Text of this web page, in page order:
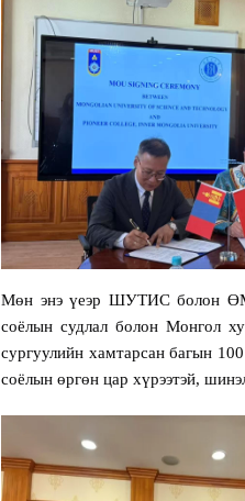
Мөн энэ үеэр ШУТИС болон
соёлын судлал болон Монгол
сургуулийн хамтарсан багын
соёлын өргөн цар хүрээтэй,